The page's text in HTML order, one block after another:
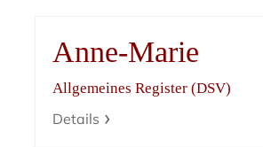
Anne-Marie
Allgemeines Register (DSV)
Details